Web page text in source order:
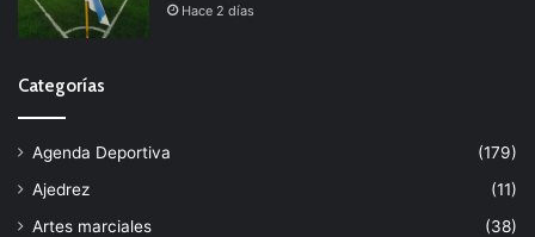
Hace 2 días
Categorías
Agenda Deportiva
(179)
Ajedrez
(11)
Artes marciales
(38)